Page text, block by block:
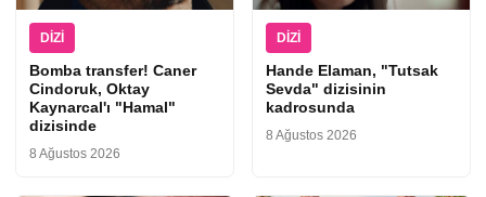
DIZI
Bomba transfer! Caner
Cindoruk, Oktay
Kaynarcal'ı "Hamal"
dizisinde
8 Ağustos 2026
DIZI
Hande Elaman, "Tutsak
Sevda" dizisinin
kadrosunda
8 Ağustos 2026